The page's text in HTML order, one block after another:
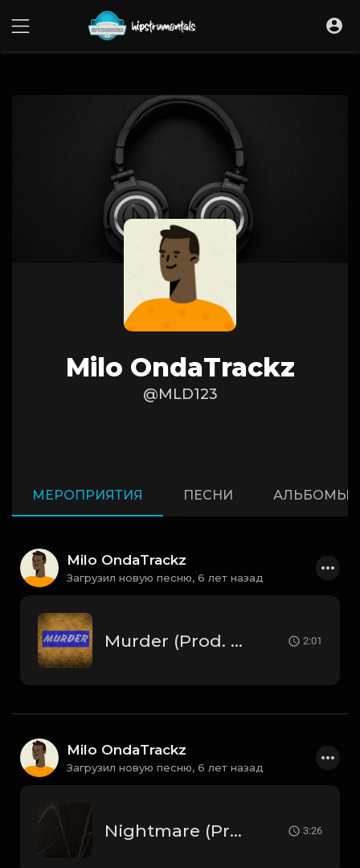
Milo OndaTrackz
@MLD123
МЕРОПРИЯТИЯ ПЕСНИ АЛЬБОМЫ
Milo OndaTrackz
Загрузил новую песню, 6 лет назад
Murder (Prod. By. Milo).mp3 2:01
Milo OndaTrackz
Загрузил новую песню, 6 лет назад
Nightmare (Prod.by. Milo OnD@Trackz) 3:26